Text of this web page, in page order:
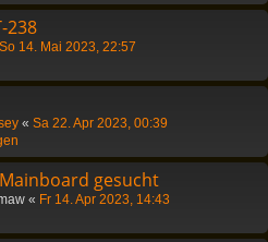
238
So 14. Mai 2023, 22:57
« Sa 22. Apr 2023, 00:39
gesucht
« Fr 14. Apr 2023, 14:43